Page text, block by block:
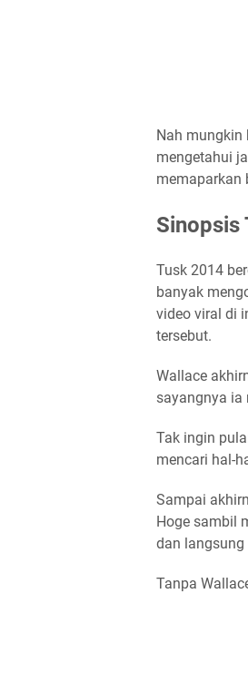
Nah mungkin
mengetahui
memaparkan
Sinopsis
Tusk 2014
banyak
video viral di
tersebut.
Wallace
sayangnya ia
Tak ingin
mencari hal-
Sampai
Hoge sambil
dan
Tanpa